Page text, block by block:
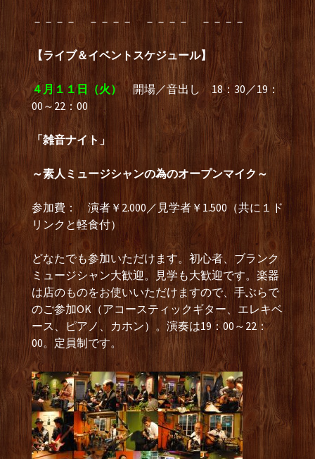
－－－－ －－－－ －－－－ －－－－
【ライブ＆イベントスケジュール】
４月１１日（火）
開場／音出し 18：30／19：
00～22：00
「雑音ナイト」
～素人ミュージシャンの為のオープンマイク～
参加費： 演者￥2.000／見学者￥1.500（共に１ド
リンクと軽食付）
どなたでも参加いただけます。初心者、ブランク
ミュージシャン大歓迎。見学も大歓迎です。楽器
は店のものをお使いいただけますので、手ぶらで
のご参加OK（アコースティックギター、エレキベ
ース、ピアノ、カホン）。演奏は19：00～22：
00。定員制です。